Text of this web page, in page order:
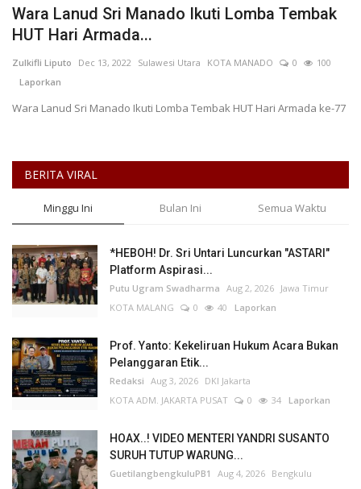
Ketertiban
Keamanan
Kejahatan
Ekonomi
Informasi Journalism
Olahraga
Kesehatan
Layanan Publik
Wara Lanud Sri Manado Ikuti Lomba Tembak
HUT Hari Armada...
Zulkifli Liputo Dec 13, 2022 Sulawesi Utara KOTA MANADO 0
100
Laporkan
Wara Lanud Sri Manado Ikuti Lomba Tembak HUT Hari Armada ke-77
BERITA VIRAL
Minggu Ini Bulan Ini Semua Waktu
*HEBOH! Dr. Sri Untari Luncurkan "ASTARI"
Platform Aspirasi...
Putu Ugram Swadharma Aug 2, 2026 Jawa Timur
KOTA MALANG
0 40 Laporkan
Prof. Yanto: Kekeliruan Hukum Acara Bukan
Pelanggaran Etik...
Redaksi Aug 3, 2026 DKI Jakarta
KOTA ADM. JAKARTA PUSAT
0 34 Laporkan
HOAX..! VIDEO MENTERI YANDRI SUSANTO
SURUH TUTUP WARUNG...
GuetilangbengkuluPB1 Aug 4, 2026 Bengkulu